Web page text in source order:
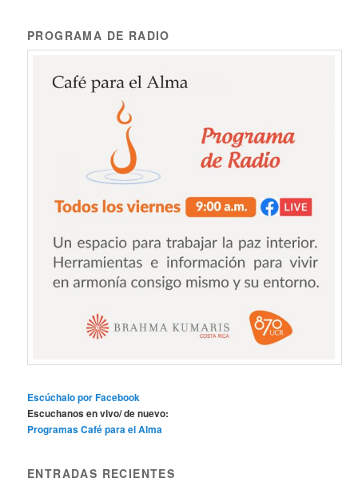
PROGRAMA DE RADIO
Escúchalo por Facebook
Escuchanos en vivo/ de nuevo:
Programas Café para el Alma
ENTRADAS RECIENTES